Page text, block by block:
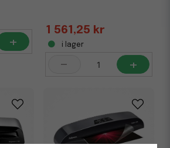
+
1 561,25 kr
i lager
- +